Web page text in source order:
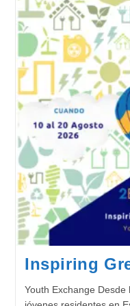
Inspiring
Youth Exchange